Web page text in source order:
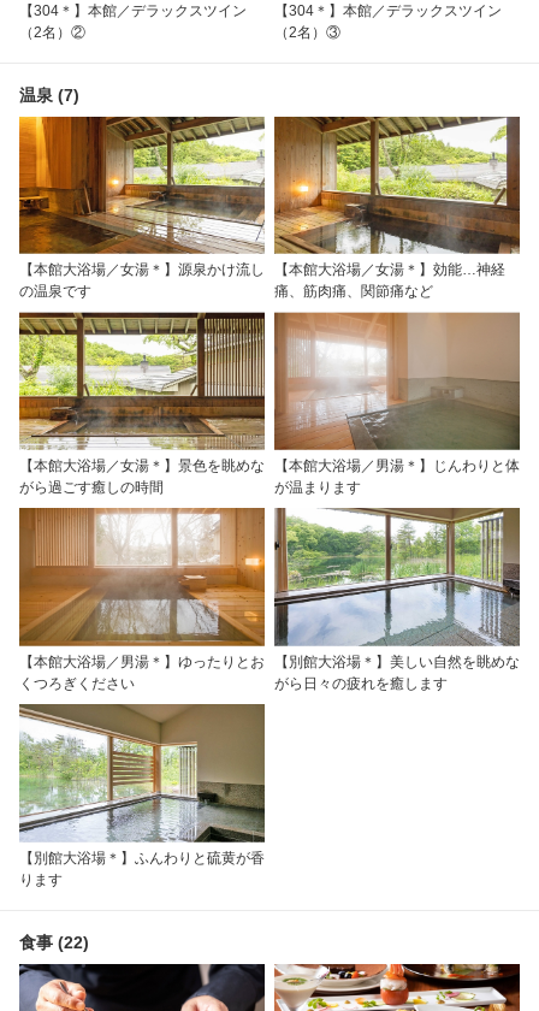
【304＊】本館／デラックスツイン
（2名）②
【304＊】本館／デラックスツイン
（2名）③
温泉 (7)
【本館大浴場／女湯＊】源泉かけ流し
の温泉です
【本館大浴場／女湯＊】効能…神経
痛、筋肉痛、関節痛など
【本館大浴場／女湯＊】景色を眺めな
がら過ごす癒しの時間
【本館大浴場／男湯＊】じんわりと体
が温まります
【本館大浴場／男湯＊】ゆったりとお
くつろぎください
【別館大浴場＊】美しい自然を眺めな
がら日々の疲れを癒します
【別館大浴場＊】ふんわりと硫黄が香
ります
食事 (22)